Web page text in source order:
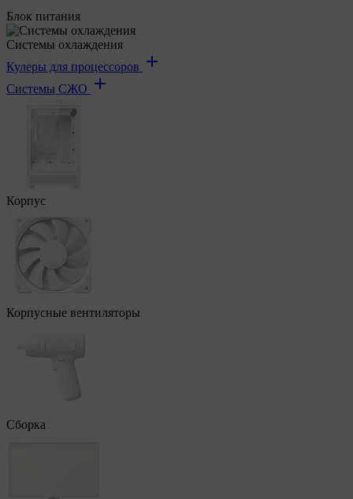
Блок питания
Системы охлаждения
Кулеры для процессоров
Системы СЖО
Корпус
Корпусные вентиляторы
Сборка